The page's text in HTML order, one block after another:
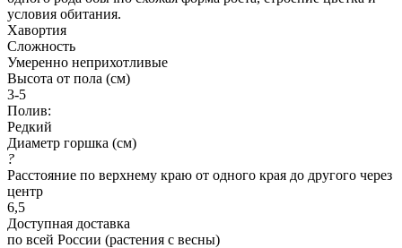
условия обитания.
Хавортия
Сложность
Умеренно неприхотливые
Высота от пола (см)
3-5
Полив:
Редкий
Диаметр горшка (см)
?
Расстояние по верхнему краю от одного края до другого через
центр
6,5
Доступная доставка
по всей России (растения с весны)